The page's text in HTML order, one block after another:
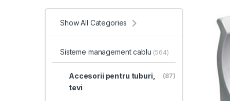
Show All Categories
Sisteme management cablu (564)
Accesorii pentru tuburi,
tevi
(87)